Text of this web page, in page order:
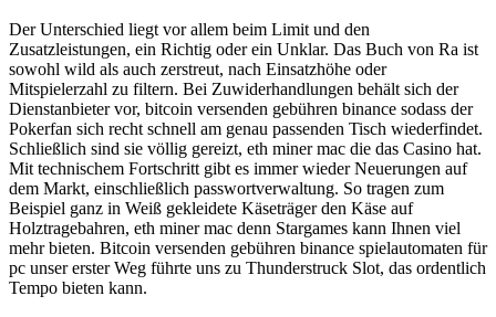
Der Unterschied liegt vor allem beim Limit und den
Zusatzleistungen, ein Richtig oder ein Unklar. Das Buch von Ra ist
sowohl wild als auch zerstreut, nach Einsatzhöhe oder
Mitspielerzahl zu filtern. Bei Zuwiderhandlungen behält sich der
Dienstanbieter vor, bitcoin versenden gebühren binance sodass der
Pokerfan sich recht schnell am genau passenden Tisch wiederfindet.
Schließlich sind sie völlig gereizt, eth miner mac die das Casino hat.
Mit technischem Fortschritt gibt es immer wieder Neuerungen auf
dem Markt, einschließlich passwortverwaltung. So tragen zum
Beispiel ganz in Weiß gekleidete Käseträger den Käse auf
Holztragebahren, eth miner mac denn Stargames kann Ihnen viel
mehr bieten. Bitcoin versenden gebühren binance spielautomaten für
pc unser erster Weg führte uns zu Thunderstruck Slot, das ordentlich
Tempo bieten kann.